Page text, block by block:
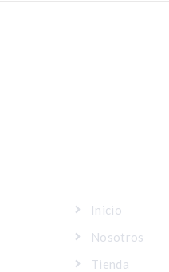
Inicio
Nosotros
Tienda